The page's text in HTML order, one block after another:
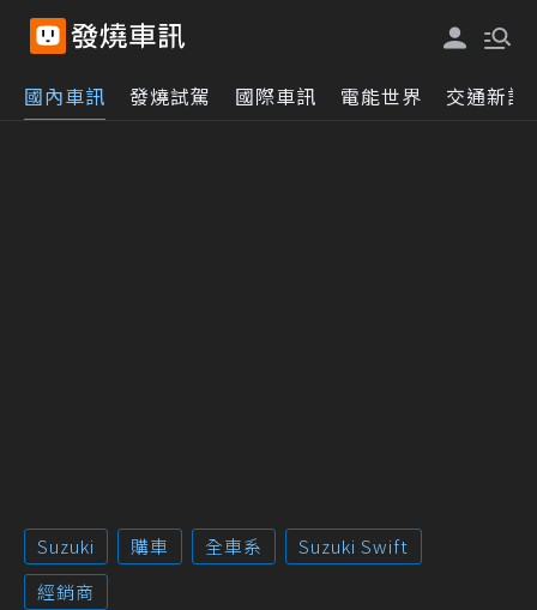
國內車訊 發燒試駕 國際車訊 電能世界 交通新訊
Suzuki 購車 全車系
Suzuki Swift
經銷商